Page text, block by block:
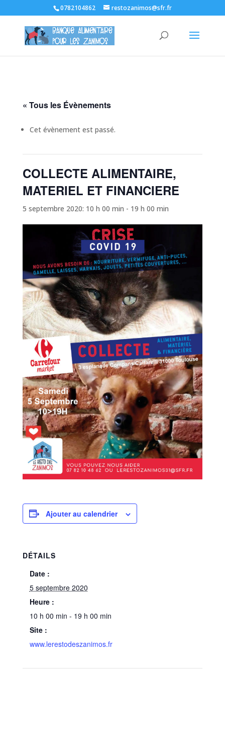
0782104862 restozanimos@sfr.fr
« Tous les Évènements
Cet évènement est passé.
COLLECTE ALIMENTAIRE,
MATERIEL ET FINANCIERE
5 septembre 2020: 10 h 00 min - 19 h 00 min
Ajouter au calendrier
DÉTAILS
Date :
5 septembre 2020
Heure :
10 h 00 min - 19 h 00 min
Site :
www.lerestodeszanimos.fr